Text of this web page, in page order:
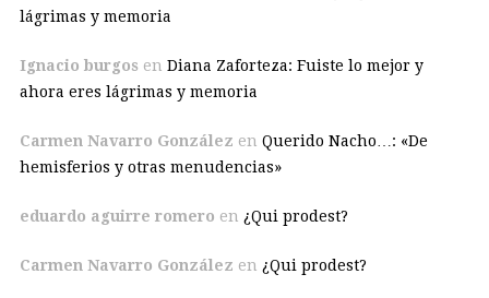
lágrimas y memoria
Ignacio burgos en Diana Zaforteza: Fuiste lo mejor y
ahora eres lágrimas y memoria
Carmen Navarro González en Querido Nacho…: «De
hemisferios y otras menudencias»
eduardo aguirre romero en ¿Qui prodest?
Carmen Navarro González en ¿Qui prodest?